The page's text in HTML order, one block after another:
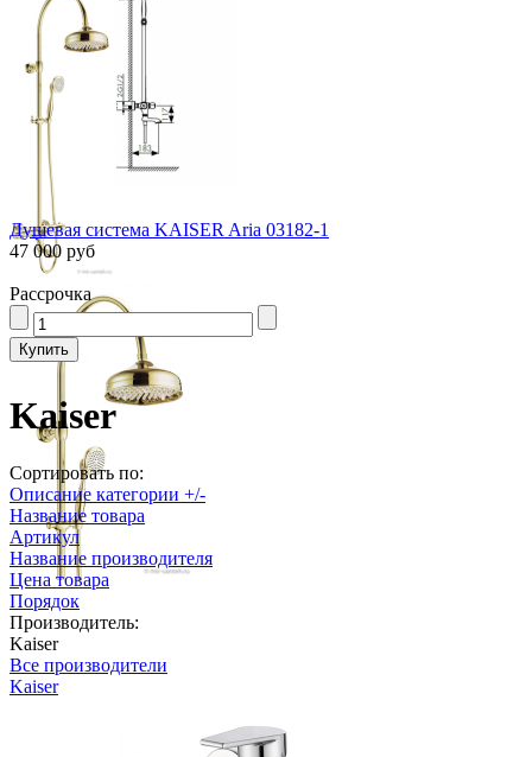
Душевая система KAISER Aria 03182-1
47 000 руб
Рассрочка
Kaiser
Сортировать по:
Описание категории +/-
Название товара
Артикул
Название производителя
Цена товара
Порядок
Производитель:
Kaiser
Все производители
Kaiser